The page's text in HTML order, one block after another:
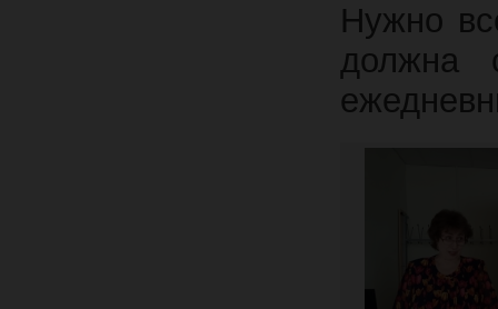
Нужно
должна